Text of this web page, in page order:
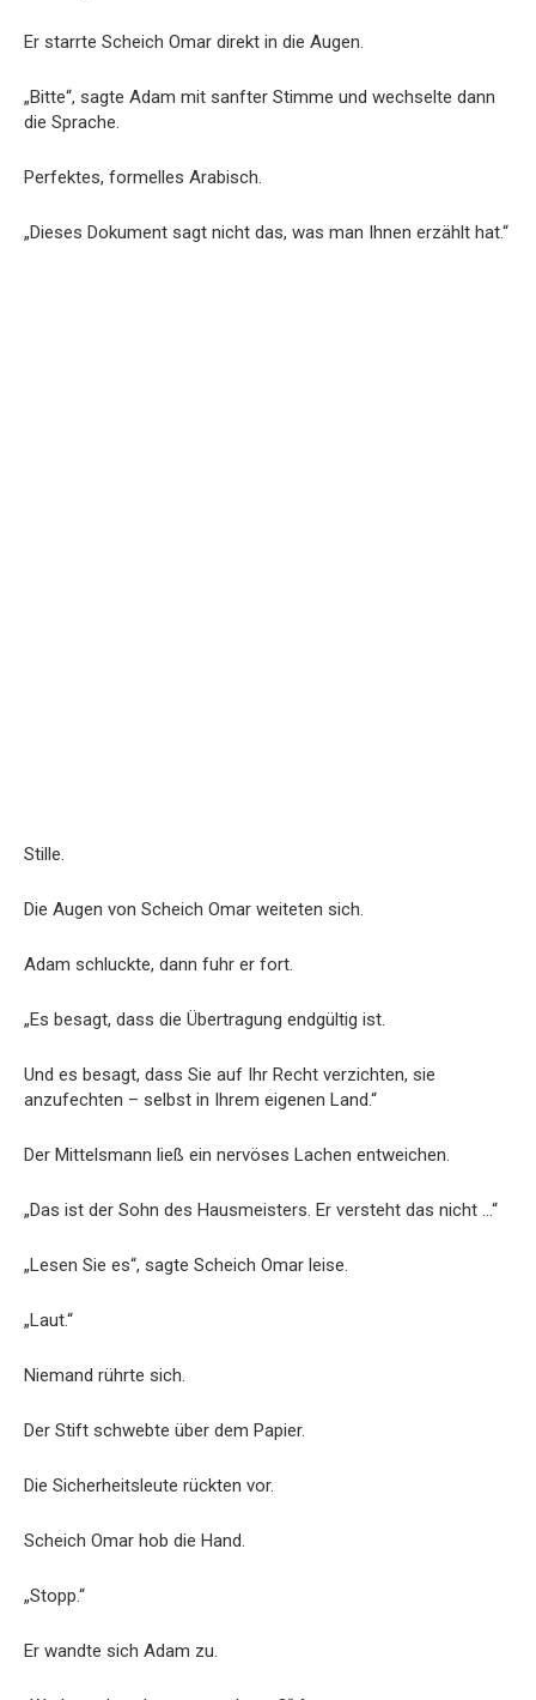
Er starrte Scheich Omar direkt in die Augen.
„Bitte“, sagte Adam mit sanfter Stimme und wechselte dann
die Sprache.
Perfektes, formelles Arabisch.
„Dieses Dokument sagt nicht das, was man Ihnen erzählt hat.“
Stille.
Die Augen von Scheich Omar weiteten sich.
Adam schluckte, dann fuhr er fort.
„Es besagt, dass die Übertragung endgültig ist.
Und es besagt, dass Sie auf Ihr Recht verzichten, sie
anzufechten – selbst in Ihrem eigenen Land.“
Der Mittelsmann ließ ein nervöses Lachen entweichen.
„Das ist der Sohn des Hausmeisters. Er versteht das nicht …“
„Lesen Sie es“, sagte Scheich Omar leise.
„Laut.“
Niemand rührte sich.
Der Stift schwebte über dem Papier.
Die Sicherheitsleute rückten vor.
Scheich Omar hob die Hand.
„Stopp.“
Er wandte sich Adam zu.